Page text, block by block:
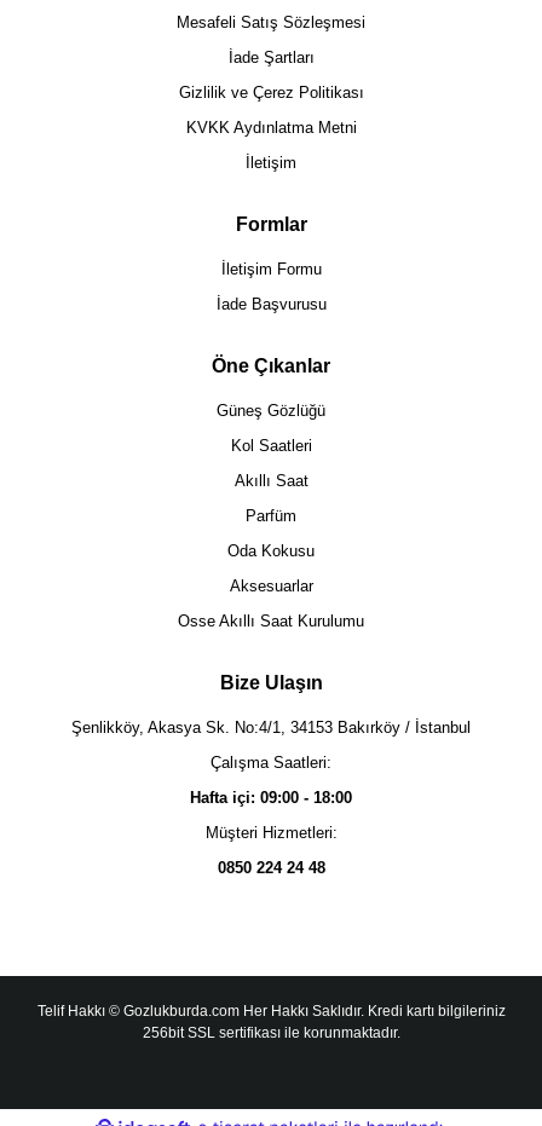
Mesafeli Satış Sözleşmesi
İade Şartları
Gizlilik ve Çerez Politikası
KVKK Aydınlatma Metni
İletişim
Formlar
İletişim Formu
İade Başvurusu
Öne Çıkanlar
Güneş Gözlüğü
Kol Saatleri
Akıllı Saat
Parfüm
Oda Kokusu
Aksesuarlar
Osse Akıllı Saat Kurulumu
Bize Ulaşın
Şenlikköy, Akasya Sk. No:4/1, 34153 Bakırköy / İstanbul
Çalışma Saatleri:
Hafta içi: 09:00 - 18:00
Müşteri Hizmetleri:
0850 224 24 48
Telif Hakkı © Gozlukburda.com Her Hakkı Saklıdır. Kredi kartı bilgileriniz
256bit SSL sertifikası ile korunmaktadır.